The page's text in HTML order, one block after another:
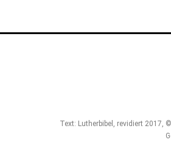
Text: Lutherbibel, revidiert 2017,